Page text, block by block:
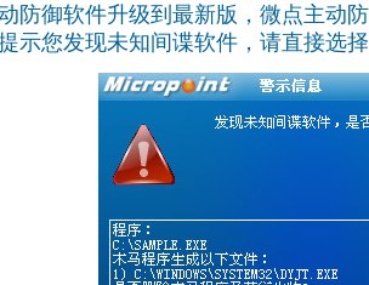
防御软件升级到最新版，微点主动
示您发现未知间谍软件，请直接选